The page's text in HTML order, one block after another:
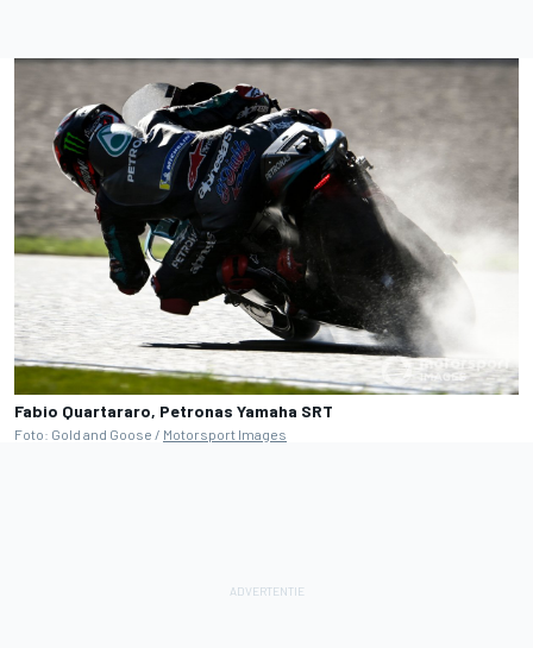
Fabio Quartararo, Petronas Yamaha SRT
Foto: Gold and Goose / Motorsport Images